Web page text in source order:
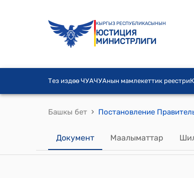
КЫРГЫЗ РЕСПУБЛИКАСЫНЫН
ЮСТИЦИЯ
МИНИСТРЛИГИ
Тез издөө ЧУАЧУАнын мамлекеттик реестри
Башкы бет ›
Документ Маалыматтар